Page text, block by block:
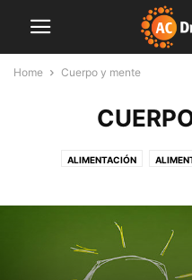
Home Cuerpo y mente
ALIMENTACIÓN
FARMACIA FINDE LIGHT
INSTITUCIONES
NOTAS DE INTERÉS NUTRICIÓN
PREVENCIÓN PRODUCCIÓN